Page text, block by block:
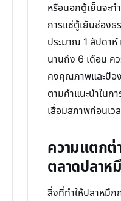
หรือนอกตู้เย็นจะท
การแช่ตู้เย็นช่องธ
ประมาณ 1 สัปดาห์
นานถึง 6 เดือน ค
คงคุณภาพและป้อ
ตามคำแนะนำในก
เสื่อมสภาพก่อนเว
ความแตกต่
ตลาดปลาห
สิ่งที่ทำให้ปลาหมึ